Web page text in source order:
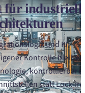
für
und KI-
Kontrolle bleiben
kontrollierbare
statt Lock-in.